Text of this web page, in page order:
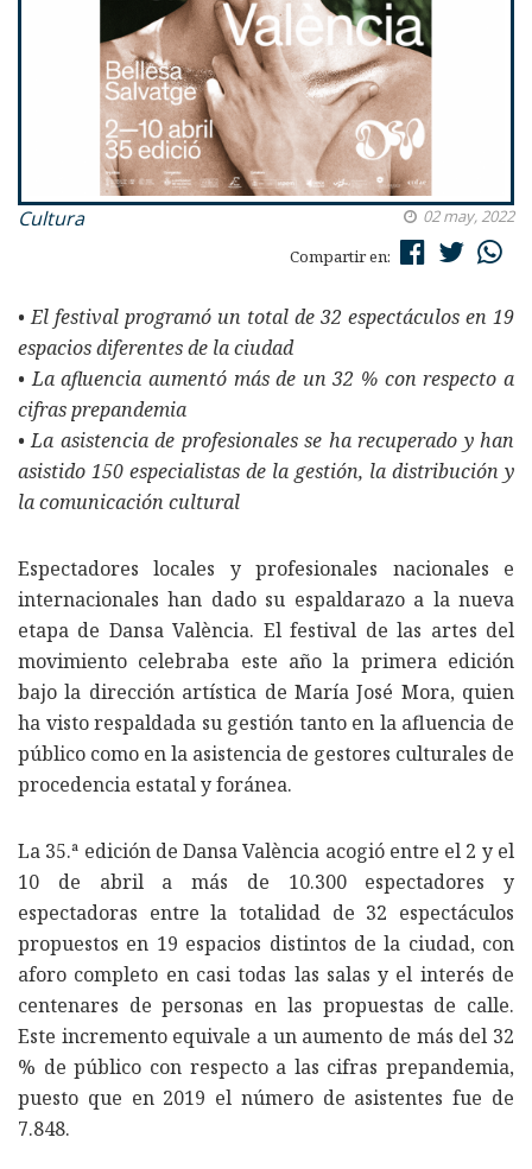
Cultura
02 may, 2022
Compartir en:
• El festival programó un total de 32 espectáculos en 19
espacios diferentes de la ciudad
• La afluencia aumentó más de un 32 % con respecto a
cifras prepandemia
• La asistencia de profesionales se ha recuperado y han
asistido 150 especialistas de la gestión, la distribución y
la comunicación cultural
Espectadores locales y profesionales nacionales e
internacionales han dado su espaldarazo a la nueva
etapa de Dansa València. El festival de las artes del
movimiento celebraba este año la primera edición
bajo la dirección artística de María José Mora, quien
ha visto respaldada su gestión tanto en la afluencia de
público como en la asistencia de gestores culturales de
procedencia estatal y foránea.
La 35.ª edición de Dansa València acogió entre el 2 y el
10 de abril a más de 10.300 espectadores y
espectadoras entre la totalidad de 32 espectáculos
propuestos en 19 espacios distintos de la ciudad, con
aforo completo en casi todas las salas y el interés de
centenares de personas en las propuestas de calle.
Este incremento equivale a un aumento de más del 32
% de público con respecto a las cifras prepandemia,
puesto que en 2019 el número de asistentes fue de
7.848.